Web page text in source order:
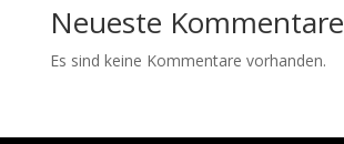
Neueste Kommentare
Es sind keine Kommentare vorhanden.